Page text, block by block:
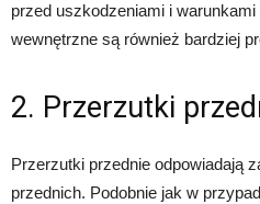
przed uszkodzeniami i
wewnętrzne są również bardziej
2. Przerzutki
Przerzutki przednie odpowiadają
przednich. Podobnie jak w